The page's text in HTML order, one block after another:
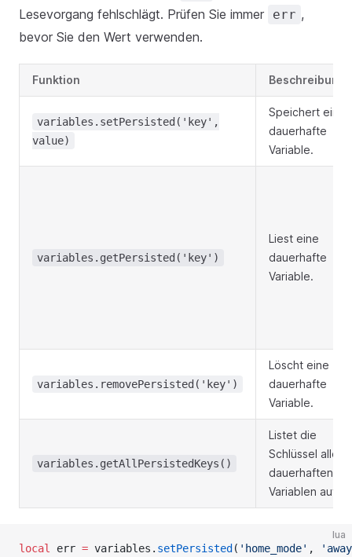
Lesevorgang fehlschlägt. Prüfen Sie immer
err ,
bevor Sie den Wert verwenden.
Funktion Beschreibung
variables.setPersisted('key',
value)
Speichert eine
dauerhafte
Variable.
variables.getPersisted('key')
Liest eine
dauerhafte
Variable.
variables.removePersisted('key')
Löscht eine
dauerhafte
Variable.
variables.getAllPersistedKeys()
Listet die
Schlüssel aller
dauerhaften
Variablen auf.
lua
local err = variables. setPersisted ( 'home_mode' ,